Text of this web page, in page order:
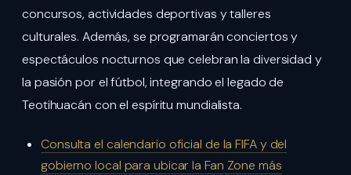
concursos, actividades deportivas y talleres
culturales. Además, se programarán conciertos y
espectáculos nocturnos que celebran la diversidad y
la pasión por el fútbol, integrando el legado de
Teotihuacán con el espíritu mundialista.
Consulta el calendario oficial de la FIFA y del
gobierno local para ubicar la Fan Zone más